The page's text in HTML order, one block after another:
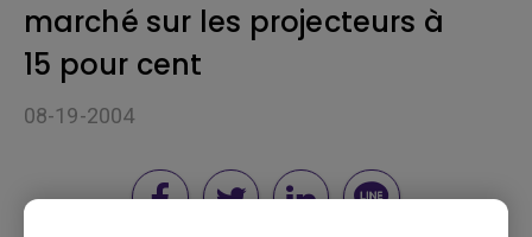
marché sur les projecteurs à
15 pour cent
08-19-2004